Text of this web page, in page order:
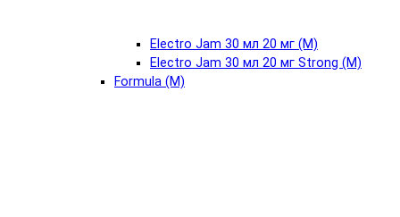
Electro Jam 30 мл 20 мг (М)
Electro Jam 30 мл 20 мг Strong (М)
Formula (М)